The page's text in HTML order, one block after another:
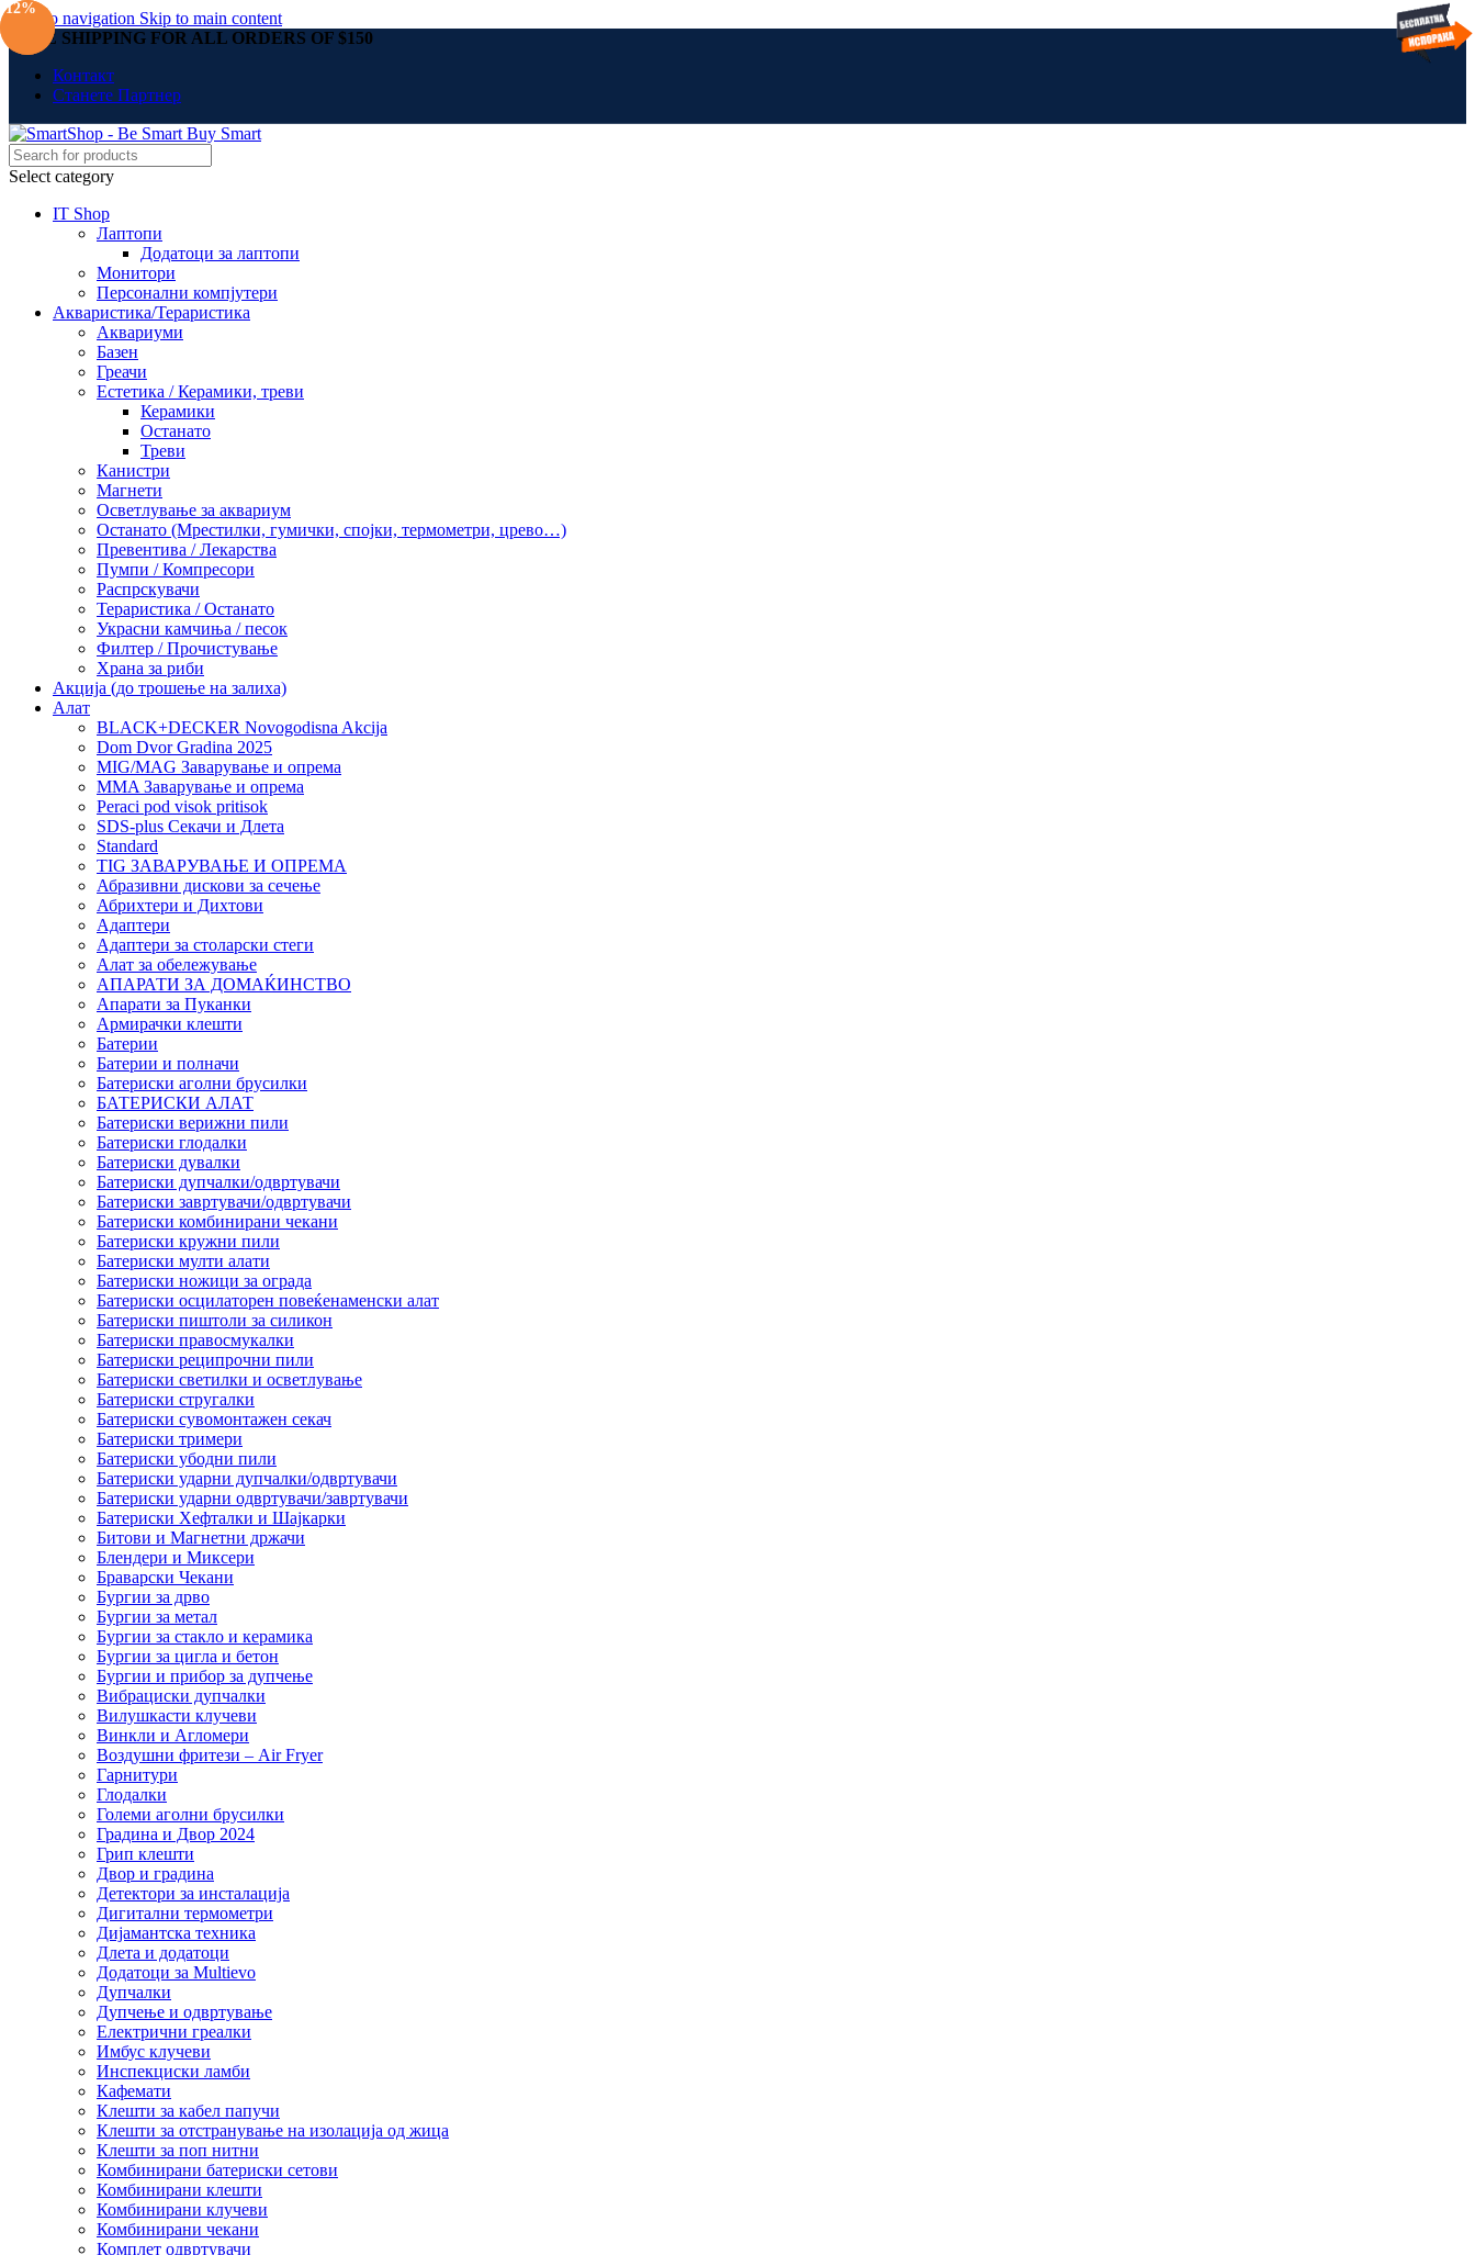
Skip to navigation Skip to main content
FREE SHIPPING FOR ALL ORDERS OF $150
Контакт
Станете Партнер
Select category
IT Shop
Лаптопи
Додатоци за лаптопи
Монитори
Персонални компјутери
Акваристика/Тераристика
Аквариуми
Базен
Греачи
Естетика / Керамики, треви
Керамики
Останато
Треви
Канистри
Магнети
Осветлување за аквариум
Останато (Мрестилки, гумички, спојки, термометри, црево…)
Превентива / Лекарства
Пумпи / Компресори
Распрскувачи
Тераристика / Останато
Украсни камчиња / песок
Филтер / Прочистување
Храна за риби
Акција (до трошење на залиха)
Алат
BLACK+DECKER Novogodisna Akcija
Dom Dvor Gradina 2025
MIG/MAG Заварување и опрема
MMA Заварување и опрема
Peraci pod visok pritisok
SDS-plus Секачи и Длета
Standard
TIG ЗАВАРУВАЊЕ И ОПРЕМА
Абразивни дискови за сечење
Абрихтери и Дихтови
Адаптери
Адаптери за столарски стеги
Алат за обележување
АПАРАТИ ЗА ДОМАЌИНСТВО
Апарати за Пуканки
Армирачки клешти
Батерии
Батерии и полначи
Батериски аголни брусилки
БАТЕРИСКИ АЛАТ
Батериски верижни пили
Батериски глодалки
Батериски дувалки
Батериски дупчалки/одвртувачи
Батериски завртувачи/одвртувачи
Батериски комбинирани чекани
Батериски кружни пили
Батериски мулти алати
Батериски ножици за ограда
Батериски осцилаторен повеќенаменски алат
Батериски пиштоли за силикон
Батериски правосмукалки
Батериски реципрочни пили
Батериски светилки и осветлување
Батериски стругалки
Батериски сувомонтажен секач
Батериски тримери
Батериски убодни пили
Батериски ударни дупчалки/одвртувачи
Батериски ударни одвртувачи/завртувачи
Батериски Хефталки и Шајкарки
Битови и Магнетни држачи
Блендери и Миксери
Браварски Чекани
Бургии за дрво
Бургии за метал
Бургии за стакло и керамика
Бургии за цигла и бетон
Бургии и прибор за дупчење
Вибрациски дупчалки
Вилушкасти клучеви
Винкли и Агломери
Воздушни фритези – Air Fryer
Гарнитури
Глодалки
Големи аголни брусилки
Градина и Двор 2024
Грип клешти
Двор и градина
Детектори за инсталација
Дигитални термометри
Дијамантска техника
Длета и додатоци
Додатоци за Multievo
Дупчалки
Дупчење и одвртување
Електрични греалки
Имбус клучеви
Инспекциски ламби
Кафемати
Клешти за кабел папучи
Клешти за отстранување на изолација од жица
Клешти за поп нитни
Комбинирани батериски сетови
Комбинирани клешти
Комбинирани клучеви
Комбинирани чекани
Комплет одвртувачи
-13%
-12%